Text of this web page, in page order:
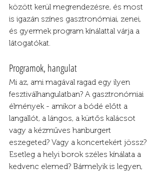
között kerül megrendezésre, és most
is igazán színes gasztronómiai, zenei,
és gyermek program kínálattal várja a
látogatókat.
Programok, hangulat
Mi az, ami magával ragad egy ilyen
fesztiválhangulatban? A gasztronómiai
élmények - amikor a bódé előtt a
langallót, a lángos, a kürtős kalácsot
vagy a kézműves hanburgert
eszegeted? Vagy a koncertekért jössz?
Esetleg a helyi borok széles kínálata a
kedvenc elemed? Bármelyik is legyen,